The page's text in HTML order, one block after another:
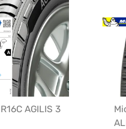
AGILIS 3